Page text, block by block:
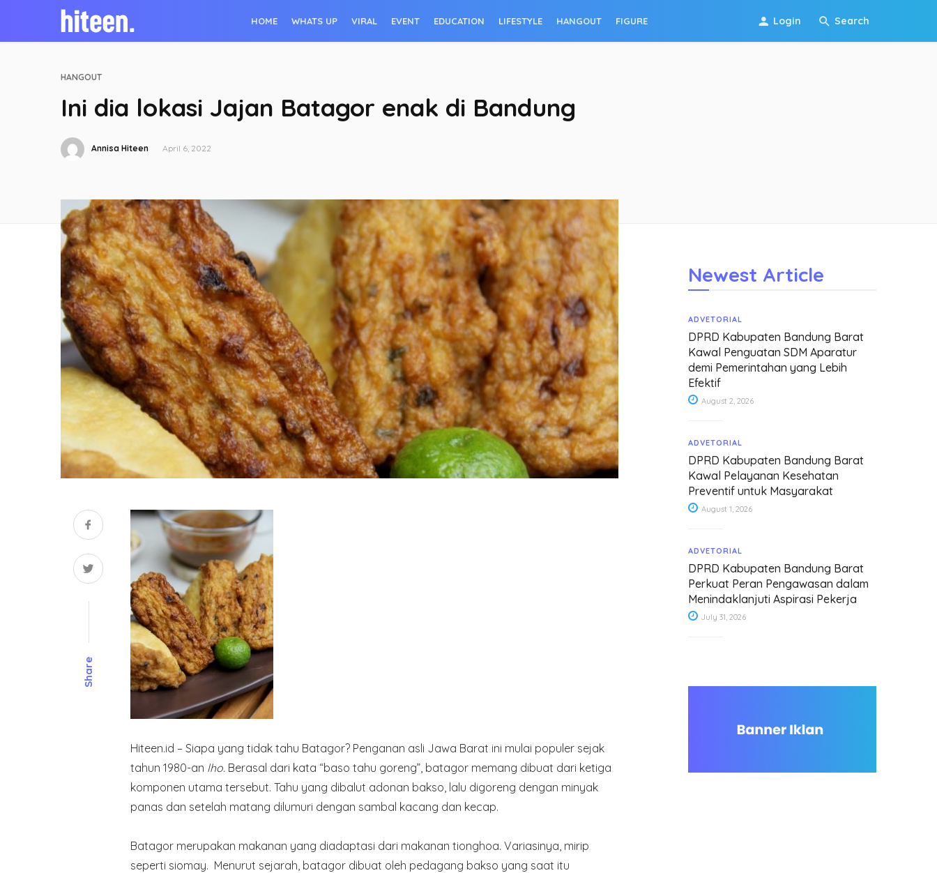
HOME WHATS UP VIRAL EVENT EDUCATION LIFESTYLE HANGOUT FIGURE Login Search
HANGOUT
Ini dia lokasi Jajan Batagor enak di Bandung
Annisa Hiteen April 6, 2022
Share
Hiteen.id – Siapa yang tidak tahu Batagor? Penganan asli Jawa Barat ini mulai populer sejak
tahun 1980-an lho. Berasal dari kata “baso tahu goreng”, batagor memang dibuat dari ketiga
komponen utama tersebut. Tahu yang dibalut adonan bakso, lalu digoreng dengan minyak
panas dan setelah matang dilumuri dengan sambal kacang dan kecap.
Batagor merupakan makanan yang diadaptasi dari makanan tionghoa. Variasinya, mirip
seperti siomay. Menurut sejarah, batagor dibuat oleh pedagang bakso yang saat itu
Newest Article
ADVETORIAL
DPRD Kabupaten Bandung Barat
Kawal Penguatan SDM Aparatur
demi Pemerintahan yang Lebih
Efektif
August 2, 2026
ADVETORIAL
DPRD Kabupaten Bandung Barat
Kawal Pelayanan Kesehatan
Preventif untuk Masyarakat
August 1, 2026
ADVETORIAL
DPRD Kabupaten Bandung Barat
Perkuat Peran Pengawasan dalam
Menindaklanjuti Aspirasi Pekerja
July 31, 2026